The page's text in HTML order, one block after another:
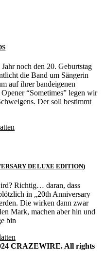
noch den 20. Geburtstag
die Band um Sängerin
auf ihrer bandeigenen
“Sometimes” legen wir
Der soll bestimmt
DELUXE EDITION)
Richtig… daran, dass
in „20th Anniversary
Die wirken dann zwar
Mark, machen aber hin und
bin
CRAZEWIRE. All rights